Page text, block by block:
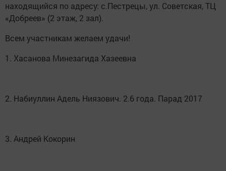
находящийся по адресу: с.Пестрецы, ул. Советская, ТЦ
«Добреев» (2 этаж, 2 зал).
Всем участникам желаем удачи!
1. Хасанова Минезагида Хазеевна
2. Набиуллин Адель Ниязович. 2.6 года. Парад 2017
3. Андрей Кокорин